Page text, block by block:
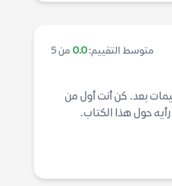
متوسط التقييم:0.0 من 5
بعد. كن أنت أول من
حول هذا الكتاب.